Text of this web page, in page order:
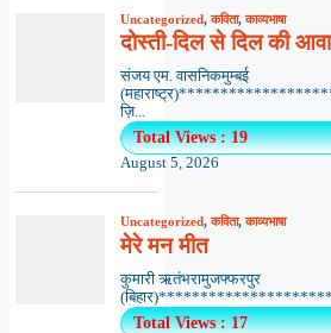
Uncategorized,कविता,काव्यभाषा
दोस्ती-दिल से दिल की
संजय एम. वासनिकमुम्बई
ज़ि...
Total Views : 19
August 5, 2026
Uncategorized,कविता,काव्यभाषा
मेरे मन मीत
कुमारी ऋतंभरामुजफ्फरपुर
Total Views : 17